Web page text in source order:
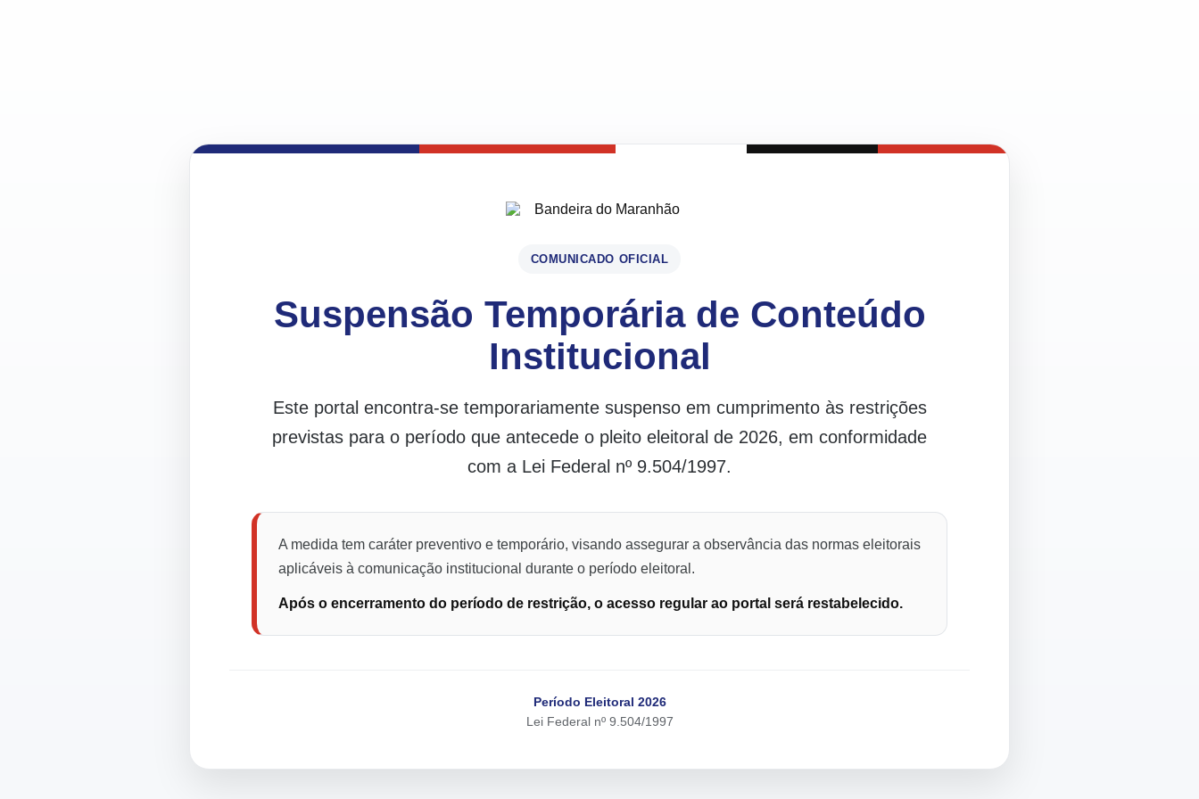
COMUNICADO OFICIAL
Suspensão Temporária de Conteúdo
Institucional
Este portal encontra-se temporariamente suspenso em cumprimento às restrições
previstas para o período que antecede o pleito eleitoral de 2026, em conformidade
com a Lei Federal nº 9.504/1997.
A medida tem caráter preventivo e temporário, visando assegurar a observância das normas eleitorais
aplicáveis à comunicação institucional durante o período eleitoral.
Após o encerramento do período de restrição, o acesso regular ao portal será restabelecido.
Período Eleitoral 2026
Lei Federal nº 9.504/1997